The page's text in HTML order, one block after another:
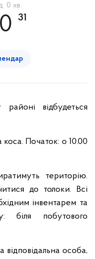
0 хв.
31
відбудеться
коса. Початок: о 10.00
територію.
до толоки. Всі
інвентарем та
біля побутового
особа,